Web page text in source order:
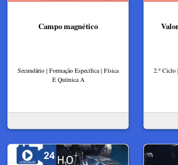
Campo magnético
Secundário | Formação Específica | Física
E Química A
2.º Ciclo